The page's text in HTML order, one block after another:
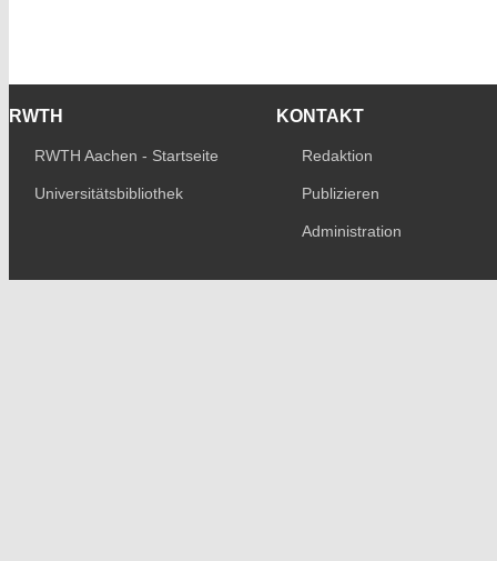
RWTH
RWTH Aachen - Startseite
Universitätsbibliothek
KONTAKT
Redaktion
Publizieren
Administration